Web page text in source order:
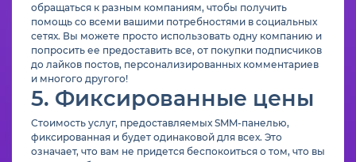
обращаться к разным компаниям, чтобы получить
помощь со всеми вашими потребностями в социальных
сетях. Вы можете просто использовать одну компанию и
попросить ее предоставить все, от покупки подписчиков
до лайков постов, персонализированных комментариев
и многого другого!
5. Фиксированные цены
Стоимость услуг, предоставляемых SMM-панелью,
фиксированная и будет одинаковой для всех. Это
означает, что вам не придется беспокоиться о том, что вы